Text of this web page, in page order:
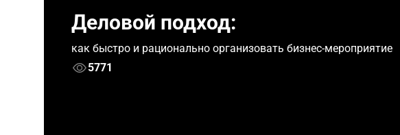
Деловой подход:
как быстро и рационально организовать бизнес-мероприятие
5771